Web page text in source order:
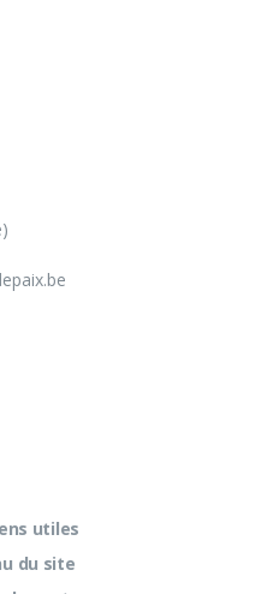
utiles
du site